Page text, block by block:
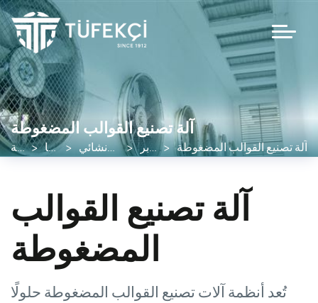
آلة تصنيع القوالب المضغوطة
الصفحة الرئيسية منتجاتنا منتجاتنا من الوحدات المركزية من النوع الإنشائي منتجاتنا لجمع الغبار والوبر آلة تصنيع القوالب المضغوطة
آلة تصنيع القوالب
المضغوطة
تُعد أنظمة آلات تصنيع القوالب المضغوطة حلولًا